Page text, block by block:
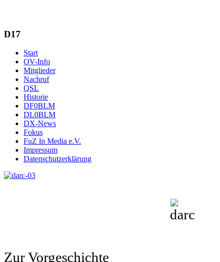
D17
Start
OV-Info
Mitglieder
Nachruf
QSL
Historie
DF0BLM
DL0BLM
DX-News
Fokus
FuZ In Media e.V.
Impressum
Datenschutzerklärung
Zur Vorgeschichte